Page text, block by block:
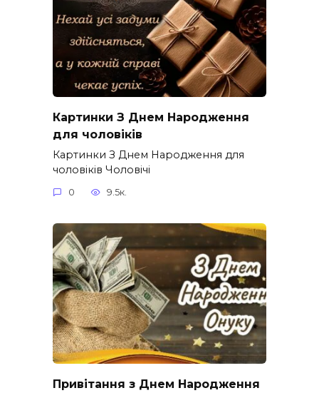
Картинки З Днем Народження
для чоловіків​
Картинки З Днем Народження для
чоловіків​ Чоловічі
0 9.5к.
Привітання з Днем Народження